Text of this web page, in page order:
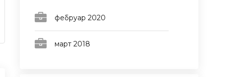
фебруар 2020
март 2018